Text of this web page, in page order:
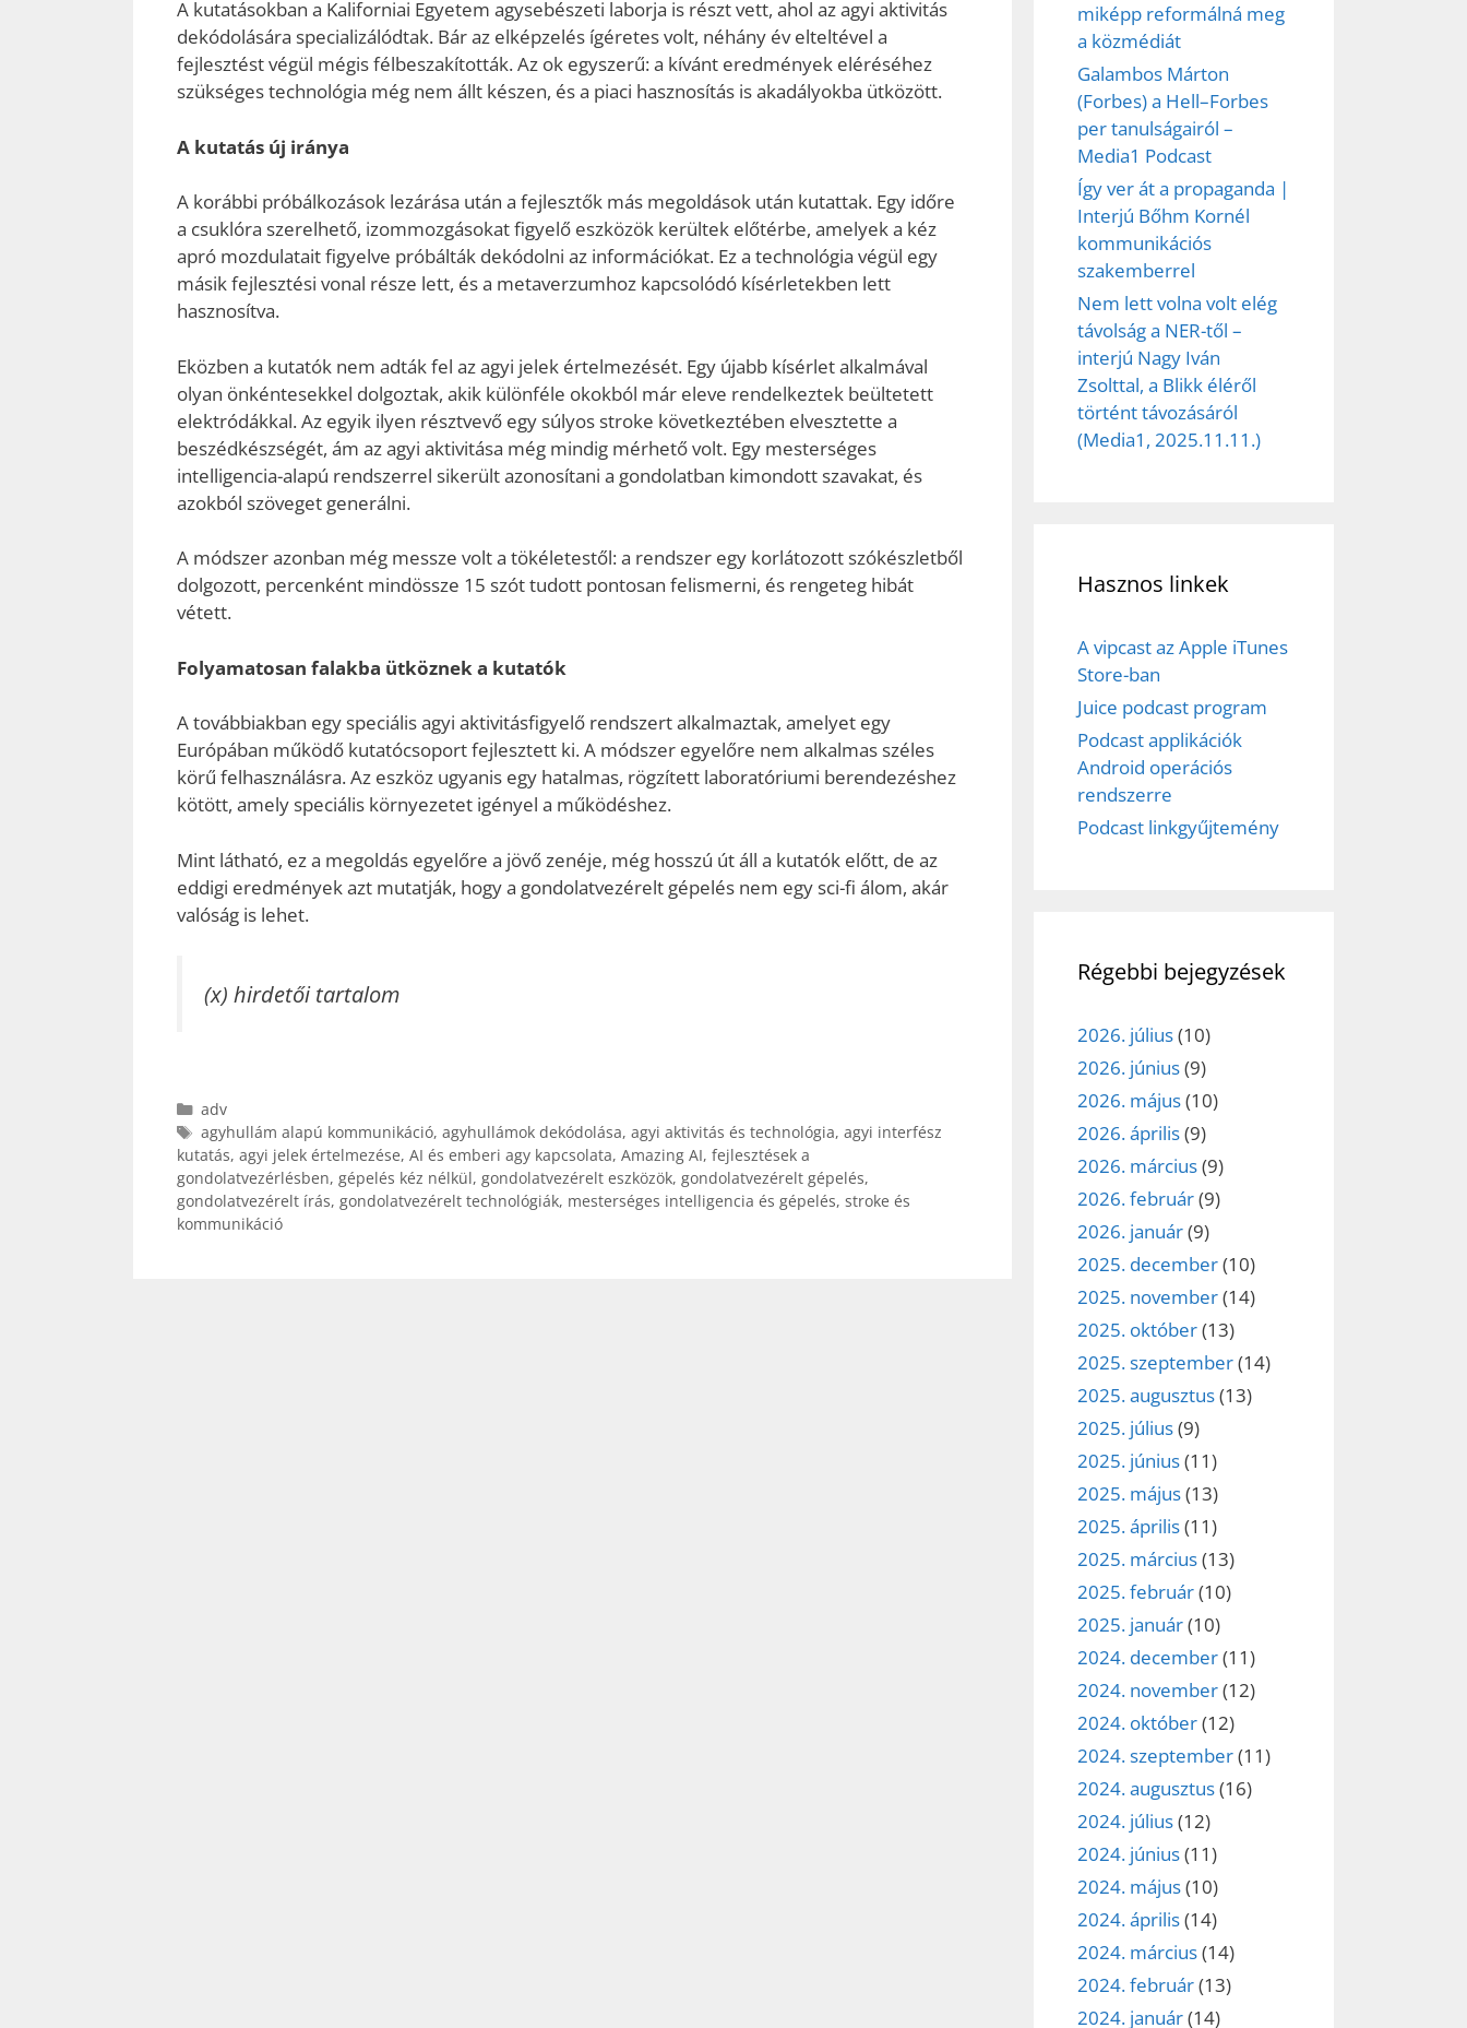
A kutatásokban a Kaliforniai Egyetem agysebészeti laborja is részt vett, ahol az agyi aktivitás
dekódolására specializálódtak. Bár az elképzelés ígéretes volt, néhány év elteltével a
fejlesztést végül mégis félbeszakították. Az ok egyszerű: a kívánt eredmények eléréséhez
szükséges technológia még nem állt készen, és a piaci hasznosítás is akadályokba ütközött.
A kutatás új iránya
A korábbi próbálkozások lezárása után a fejlesztők más megoldások után kutattak. Egy időre
a csuklóra szerelhető, izommozgásokat figyelő eszközök kerültek előtérbe, amelyek a kéz
apró mozdulatait figyelve próbálták dekódolni az információkat. Ez a technológia végül egy
másik fejlesztési vonal része lett, és a metaverzumhoz kapcsolódó kísérletekben lett
hasznosítva.
Eközben a kutatók nem adták fel az agyi jelek értelmezését. Egy újabb kísérlet alkalmával
olyan önkéntesekkel dolgoztak, akik különféle okokból már eleve rendelkeztek beültetett
elektródákkal. Az egyik ilyen résztvevő egy súlyos stroke következtében elvesztette a
beszédkészségét, ám az agyi aktivitása még mindig mérhető volt. Egy mesterséges
intelligencia-alapú rendszerrel sikerült azonosítani a gondolatban kimondott szavakat, és
azokból szöveget generálni.
A módszer azonban még messze volt a tökéletestől: a rendszer egy korlátozott szókészletből
dolgozott, percenként mindössze 15 szót tudott pontosan felismerni, és rengeteg hibát
vétett.
Folyamatosan falakba ütköznek a kutatók
A továbbiakban egy speciális agyi aktivitásfigyelő rendszert alkalmaztak, amelyet egy
Európában működő kutatócsoport fejlesztett ki. A módszer egyelőre nem alkalmas széles
körű felhasználásra. Az eszköz ugyanis egy hatalmas, rögzített laboratóriumi berendezéshez
kötött, amely speciális környezetet igényel a működéshez.
Mint látható, ez a megoldás egyelőre a jövő zenéje, még hosszú út áll a kutatók előtt, de az
eddigi eredmények azt mutatják, hogy a gondolatvezérelt gépelés nem egy sci-fi álom, akár
valóság is lehet.
(x) hirdetői tartalom
Kategória
adv
Címkék
agyhullám alapú kommunikáció, agyhullámok dekódolása, agyi aktivitás és technológia, agyi interfész
kutatás, agyi jelek értelmezése, AI és emberi agy kapcsolata, Amazing AI, fejlesztések a
gondolatvezérlésben, gépelés kéz nélkül, gondolatvezérelt eszközök, gondolatvezérelt gépelés,
gondolatvezérelt írás, gondolatvezérelt technológiák, mesterséges intelligencia és gépelés, stroke és
kommunikáció
miképp reformálná meg
a közmédiát
Galambos Márton
(Forbes) a Hell–Forbes
per tanulságairól –
Media1 Podcast
Így ver át a propaganda |
Interjú Bőhm Kornél
kommunikációs
szakemberrel
Nem lett volna volt elég
távolság a NER-től –
interjú Nagy Iván
Zsolttal, a Blikk éléről
történt távozásáról
(Media1, 2025.11.11.)
Hasznos linkek
A vipcast az Apple iTunes
Store-ban
Juice podcast program
Podcast applikációk
Android operációs
rendszerre
Podcast linkgyűjtemény
Régebbi bejegyzések
2026. július(10)
2026. június(9)
2026. május(10)
2026. április(9)
2026. március(9)
2026. február(9)
2026. január(9)
2025. december(10)
2025. november(14)
2025. október(13)
2025. szeptember(14)
2025. augusztus(13)
2025. július(9)
2025. június(11)
2025. május(13)
2025. április(11)
2025. március(13)
2025. február(10)
2025. január(10)
2024. december(11)
2024. november(12)
2024. október(12)
2024. szeptember(11)
2024. augusztus(16)
2024. július(12)
2024. június(11)
2024. május(10)
2024. április(14)
2024. március(14)
2024. február(13)
2024. január(14)